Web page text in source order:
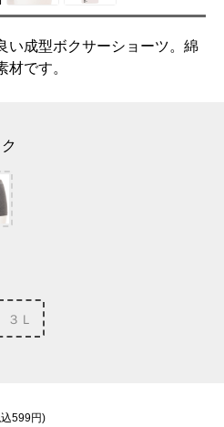
い成型ボクサーショーツ。綿
です。
３Ｌ
599円)